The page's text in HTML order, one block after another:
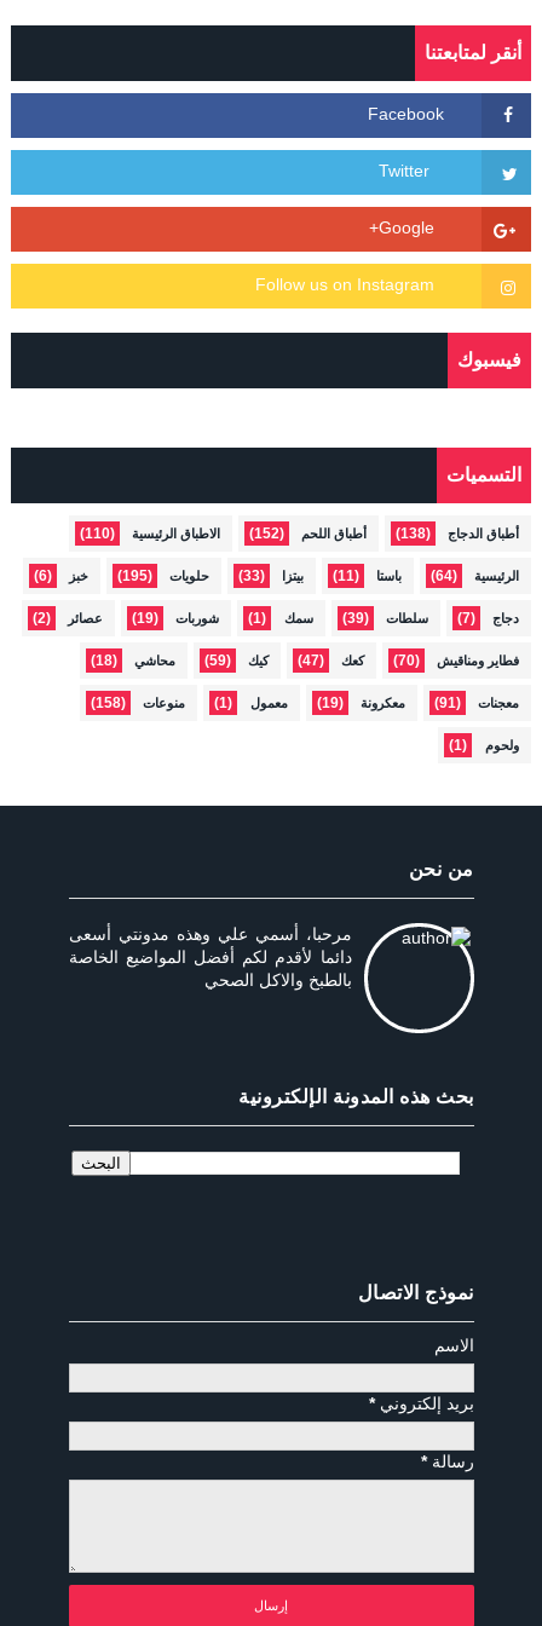
أنقر لمتابعتنا
فيسبوك
التسميات
أطباق الدجاج (138) أطباق اللحم (152) الاطباق الرئيسية (110)
الرئيسية (64) باستا (11) بيتزا (33) حلويات (195) خبز (6)
دجاج (7) سلطات (39) سمك (1) شوربات (19) عصائر (2)
فطاير ومناقيش (70) كعك (47) كيك (59) محاشي (18)
معجنات (91) معكرونة (19) معمول (1) منوعات (158)
ولحوم (1)
من نحن
مرحبا، أسمي علي وهذه مدونتي أسعى
دائما لأقدم لكم أفضل المواضيع الخاصة
بالطبخ والاكل الصحي
بحث هذه المدونة الإلكترونية
نموذج الاتصال
الاسم
بريد إلكتروني*
رسالة*